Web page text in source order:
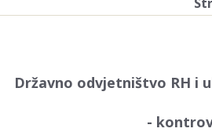
Državno odvjetništvo RH i
-